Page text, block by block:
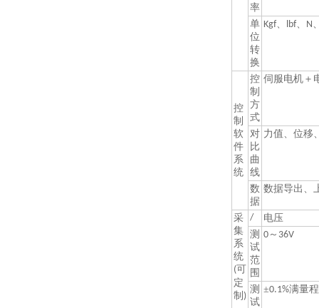
率
单
位
转
换
Kgf、 lbf、 N
控
制
软
件
系
统
控
制
方
式
伺服电机＋
对
比
曲
线
力值、位移
数
据
数据导出、
采
集
系
统
(可
定
制 )
/
电压
测
试
范
围
0 ～ 36V
测
试
±0.1%满量程